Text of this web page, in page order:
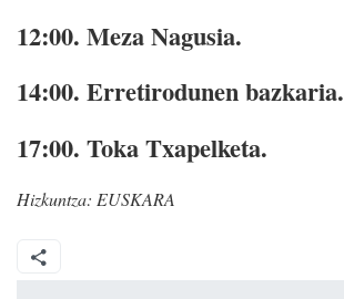
12:00. Meza Nagusia.
14:00. Erretirodunen bazkaria.
17:00. Toka Txapelketa.
Hizkuntza: EUSKARA